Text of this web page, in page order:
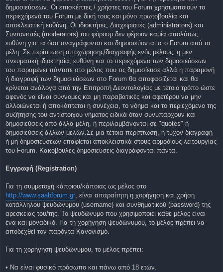
δημοσιεύσεων. Οι επισκέπτες / χρήστες του Forum χρησιμοποιούν το
περιεχόμενό του Forum με δική τους και μόνο πρωτοβουλία και
αποκλειστική ευθύνη. Οι ιδιοκτήτες, Διαχειριστές (administrators) και
Συντονιστές (moderators) του φόρουμ δεν φέρουν καμία απολύτως
ευθύνη για τα όσα αναγράφονται και δημοσιεύονται στο Forum από τα
μέλη. Σε περίπτωση αποχώρησης/διαγραφής ενός μέλους, η μεν
πνευματική ιδιοκτησία, ευθύνη και το περιεχόμενο των δημοσιεύσεων
του παραμένει πάντοτε στο μέλος που τις δημοσίευσε αλλά η παραμονή
ή διαγραφή των δημοσιεύσεων στο Forum θα αποφασίζεται και θα
κρίνεται ανάλογα από την Επιτροπή Δεοντολογίας με τέτοιο τρόπο ώστε
αφενός να είναι σύννομες και μη παραβατικές και αφετέρου να μην
αλλοιώνεται ή αποκόπτεται η συνέχεια, το νόημα και το περιεχόμενο της
συζήτησης του αντίστοιχου νήματος ειδικά όταν συνυπάρχουν και
δημοσιεύσεις από άλλα μέλη, ή περιλαμβάνονται σε "quotes" ή
δημοσιεύσεις άλλων μελών.Σε μια τέτοια περίπτωση, η τυχόν διαγραφή
ή μη δημοσιεύσεων επαφίεται αποκλειστικά στους αρμόδιους λειτουργίας
του Forum. Κακόβουλες δημοσιεύσεις διαγράφονται πάντα.
Εγγραφή (Registration)
Για τη συμμετοχή κάποιου/κάποιας ως μέλος στο
http://www.saabforum.gr, είναι απαραίτητη η χορήγηση και χρήση
κατάλληλου ψευδώνυμου (username) και συνθηματικού (password) της
αρεσκείας του/της. Το ψευδώνυμο που χρησιμοποιεί κάθε μέλος είναι
ένα και μοναδικό. Για τη χορήγηση ψευδώνυμου, το μέλος πρέπει να
αποδεχθεί τον παρόντα Κανονισμό.
Για τη χορήγηση ψευδώνυμου, το μέλος πρέπει:
• Να είναι φυσικό πρόσωπο και πάνω από 18 ετών.